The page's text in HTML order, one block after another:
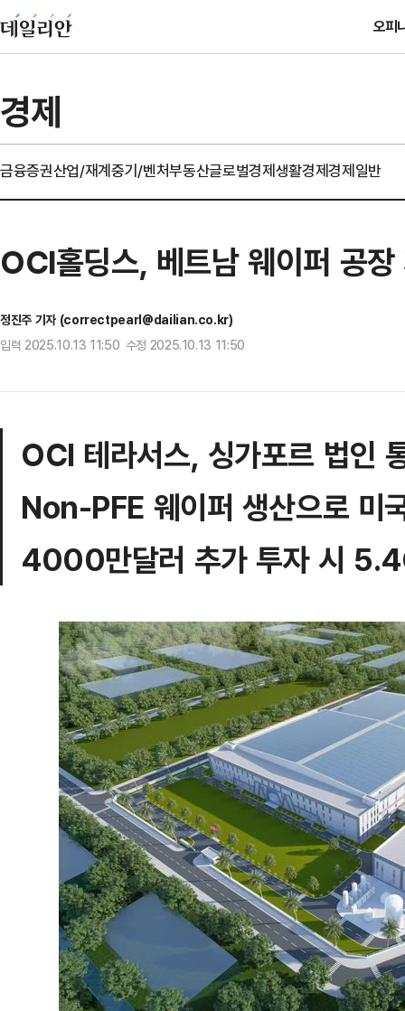
오피
경제
금융증권산업/재계중기/벤처부동산글로벌경제생활경제경제일반
OCI홀딩스, 베트남 웨이퍼 공
정진주 기자 (correctpearl@dailian.co.kr)
입력 2025.10.13 11:50 수정 2025.10.13 11:50
OCI 테라서스, 싱가포르 법인
Non-PFE 웨이퍼 생산으로 미
4000만달러 추가 투자 시